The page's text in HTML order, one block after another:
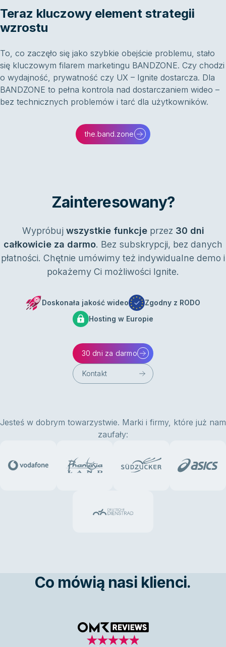
Teraz kluczowy element strategii
wzrostu
To, co zaczęło się jako szybkie obejście problemu, stało
się kluczowym filarem marketingu BANDZONE. Czy chodzi
o wydajność, prywatność czy UX – Ignite dostarcza. Dla
BANDZONE to pełna kontrola nad dostarczaniem wideo –
bez technicznych problemów i tarć dla użytkowników.
the.band.zone
Zainteresowany?
Wypróbuj wszystkie funkcjeprzez 30 dni
całkowicie za darmo. Bez subskrypcji, bez danych
płatności. Chętnie umówimy też indywidualne demo i
pokażemy Ci możliwości Ignite.
Doskonała jakość wideo
Zgodny z RODO
Hosting w Europie
30 dni za darmo
Kontakt
Jesteś w dobrym towarzystwie. Marki i firmy, które już nam
zaufały:
Co mówią nasi klienci.
OMR Reviews